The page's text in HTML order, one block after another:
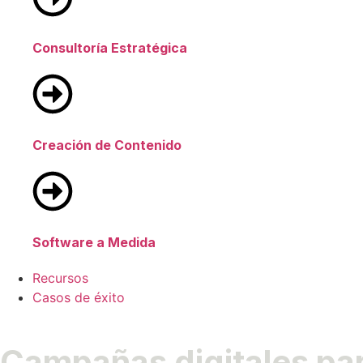
Consultoría Estratégica
Creación de Contenido
Software a Medida
Recursos
Casos de éxito